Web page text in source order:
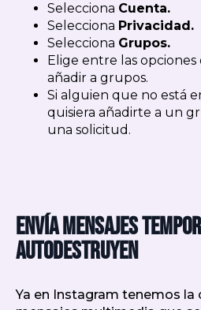
Selecciona Cuenta.
Selecciona Privacidad.
Selecciona Grupos.
Elige entre las
añadir a grupos.
Si alguien que no está
quisiera añadirte a un
una solicitud.
Envía mensajes
autodestruyen
Ya en Instagram tenemos la